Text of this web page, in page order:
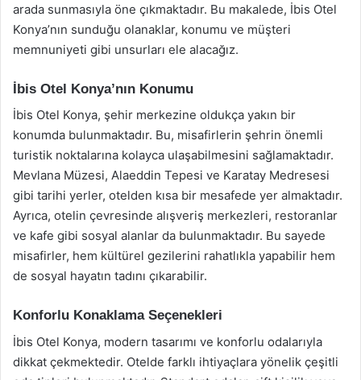
arada sunmasıyla öne çıkmaktadır. Bu makalede, İbis Otel
Konya’nın sunduğu olanaklar, konumu ve müşteri
memnuniyeti gibi unsurları ele alacağız.
İbis Otel Konya’nın Konumu
İbis Otel Konya, şehir merkezine oldukça yakın bir
konumda bulunmaktadır. Bu, misafirlerin şehrin önemli
turistik noktalarına kolayca ulaşabilmesini sağlamaktadır.
Mevlana Müzesi, Alaeddin Tepesi ve Karatay Medresesi
gibi tarihi yerler, otelden kısa bir mesafede yer almaktadır.
Ayrıca, otelin çevresinde alışveriş merkezleri, restoranlar
ve kafe gibi sosyal alanlar da bulunmaktadır. Bu sayede
misafirler, hem kültürel gezilerini rahatlıkla yapabilir hem
de sosyal hayatın tadını çıkarabilir.
Konforlu Konaklama Seçenekleri
İbis Otel Konya, modern tasarımı ve konforlu odalarıyla
dikkat çekmektedir. Otelde farklı ihtiyaçlara yönelik çeşitli